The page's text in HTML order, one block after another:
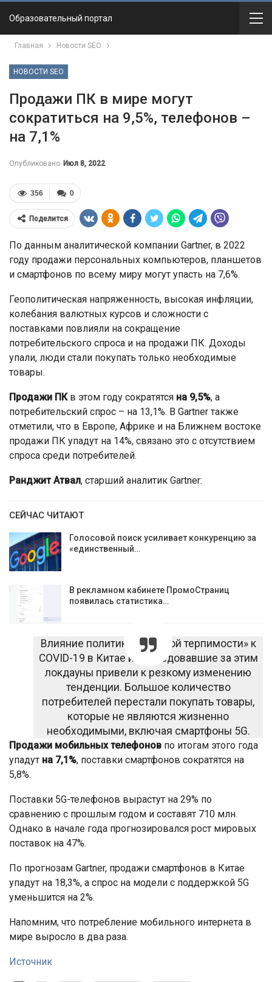
Образовательный портал
Главная Новости SEO
НОВОСТИ SEO
Продажи ПК в мире могут
сократиться на 9,5%, телефонов –
на 7,1%
Опубликовано Июл 8, 2022
0
356
Поделится
По данным аналитической компании Gartner, в 2022
году продажи персональных компьютеров, планшетов
и смартфонов по всему миру могут упасть на 7,6%.
Геополитическая напряженность, высокая инфляции,
колебания валютных курсов и сложности с
поставками повлияли на сокращение
потребительского спроса и на продажи ПК. Доходы
упали, люди стали покупать только необходимые
товары.
Продажи ПКв этом году сократятся на 9,5%, а
потребительский спрос – на 13,1%. В Gartner также
отметили, что в Европе, Африке и на Ближнем востоке
продажи ПК упадут на 14%, связано это с отсутствием
спроса среди потребителей.
Ранджит Атвал, старший аналитик Gartner:
СЕЙЧАС ЧИТАЮТ
Голосовой поиск усиливает конкуренцию за
«единственный…
В рекламном кабинете ПромоСтраниц
появилась статистика…
Влияние политики «нулевой терпимости» к
COVID-19 в Китае и последовавшие за этим
локдауны привели к резкому изменению
тенденции. Большое количество
потребителей перестали покупать товары,
которые не являются жизненно
необходимыми, включая смартфоны 5G.
Продажи мобильных телефонов по итогам этого года
упадут на 7,1%, поставки смартфонов сократятся на
5,8%.
Поставки 5G-телефонов вырастут на 29% по
сравнению с прошлым годом и составят 710 млн.
Однако в начале года прогнозировался рост мировых
поставок на 47%.
По прогнозам Gartner, продажи смартфонов в Китае
упадут на 18,3%, а спрос на модели с поддержкой 5G
уменьшится на 2%.
Напомним, что потребление мобильного интернета в
мире выросло в два раза.
Источник